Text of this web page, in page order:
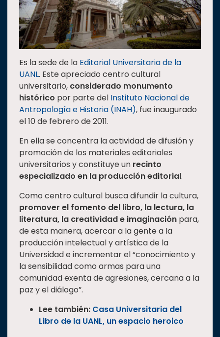
Es la sede de la Editorial Universitaria de la
UANL. Este apreciado centro cultural
universitario, considerado monumento
histórico por parte del Instituto Nacional de
Antropología e Historia (INAH), fue inaugurado
el 10 de febrero de 2011.
En ella se concentra la actividad de difusión y
promoción de los materiales editoriales
universitarios y constituye un recinto
especializado en la producción editorial.
Como centro cultural busca difundir la cultura,
promover el fomento del libro, la lectura, la
literatura, la creatividad e imaginación para,
de esta manera, acercar a la gente a la
producción intelectual y artística de la
Universidad e incrementar el “conocimiento y
la sensibilidad como armas para una
comunidad exenta de agresiones, cercana a la
paz y el diálogo”.
Lee también: Casa Universitaria del
Libro de la UANL, un espacio heroico